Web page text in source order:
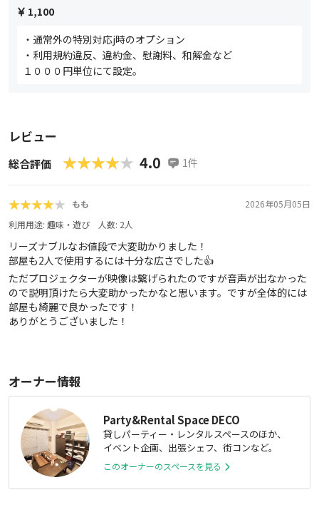
1,100
・通常外の特別対応j時のオプション
・利用規約違反、違約金、慰謝料、和解金など
１０００円単位にて設定。
レビュー
総合評価 ★★★★★
★★★★★ 4.0 1件
★★★★★
★★★★★ もも
2026年05月05日
利用用途: 趣味・遊び 人数: 2人
リーズナブルなお値段で大変助かりました！
部屋も2人で使用するには十分な広さでした👍
ただプロジェクターが映像は繋げられたのですが音声が出なかった
ので説明頂けたら大変助かったかなと思います。ですが全体的には
部屋も綺麗で良かったです！
ありがとうございました！
オーナー情報
Party&Rental Space DECO
貸しパーティー・レンタルスペースのほか、
イベント企画、出張シェフ、街コンなど。
このオーナーのスペースを見る